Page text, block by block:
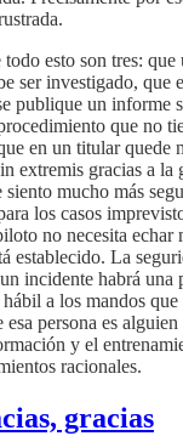
esto son tres:
ser investigado, que
publique un informe
que no
en un titular quede
extremis gracias a
siento mucho más
los casos
no necesita echar
establecido. La
incidente habrá una
a los mandos
esa persona es
y el
racionales.
gracias